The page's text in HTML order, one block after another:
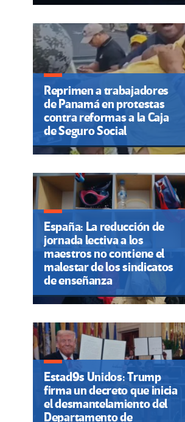
Reprimen a trabajadores
de Panamá en protestas
contra reformas a la Caja
de Seguro Social
España: La reducción de
jornada lectiva a los
maestros no contiene el
malestar de los sindicatos
de enseñanza
Estad9s Unidos: Trump
firma un decreto que inicia
el desmantelamiento del
Departamento de